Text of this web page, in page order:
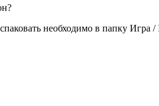
необходимо в папку Игра /